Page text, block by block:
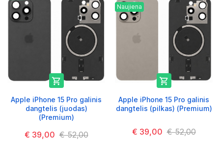

Apple iPhone 15 Pro galinis
dangtelis (juodas)
(Premium)
€ 39,00 € 52,00
Naujiena

Apple iPhone 15 Pro galinis
dangtelis (pilkas) (Premium)
€ 39,00 € 52,00